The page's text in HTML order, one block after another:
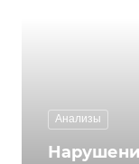
Анализы